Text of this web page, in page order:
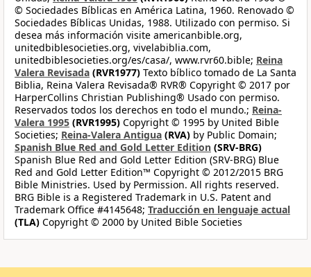
© Sociedades Bíblicas en América Latina, 1960. Renovado ©
Sociedades Bíblicas Unidas, 1988. Utilizado con permiso. Si
desea más información visite americanbible.org,
unitedbiblesocieties.org, vivelabiblia.com,
unitedbiblesocieties.org/es/casa/, www.rvr60.bible; Reina
Valera Revisada (RVR1977) Texto bíblico tomado de La Santa
Biblia, Reina Valera Revisada® RVR® Copyright © 2017 por
HarperCollins Christian Publishing® Usado con permiso.
Reservados todos los derechos en todo el mundo.; Reina-
Valera 1995 (RVR1995) Copyright © 1995 by United Bible
Societies; Reina-Valera Antigua (RVA) by Public Domain;
Spanish Blue Red and Gold Letter Edition (SRV-BRG)
Spanish Blue Red and Gold Letter Edition (SRV-BRG) Blue
Red and Gold Letter Edition™ Copyright © 2012/2015 BRG
Bible Ministries. Used by Permission. All rights reserved.
BRG Bible is a Registered Trademark in U.S. Patent and
Trademark Office #4145648; Traducción en lenguaje actual
(TLA) Copyright © 2000 by United Bible Societies